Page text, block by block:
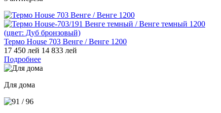
Термо House 703 Венге / Венге 1200
17 450 лей 14 833 лей
Подробнее
Для дома